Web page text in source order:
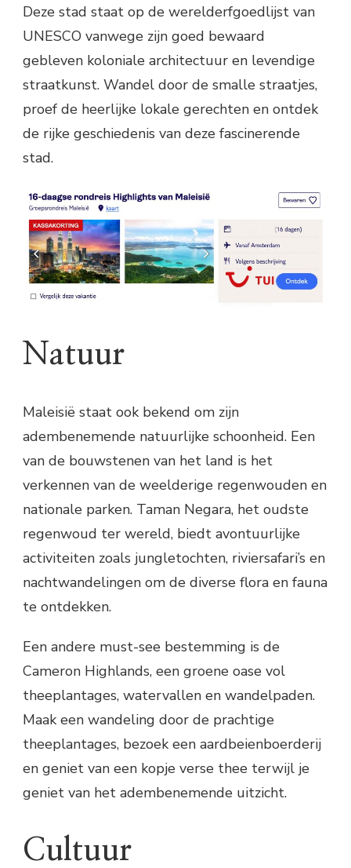
Deze stad staat op de werelderfgoedlijst van
UNESCO vanwege zijn goed bewaard
gebleven koloniale architectuur en levendige
straatkunst. Wandel door de smalle straatjes,
proef de heerlijke lokale gerechten en ontdek
de rijke geschiedenis van deze fascinerende
stad.
Natuur
Maleisië staat ook bekend om zijn
adembenemende natuurlijke schoonheid. Een
van de bouwstenen van het land is het
verkennen van de weelderige regenwouden en
nationale parken. Taman Negara, het oudste
regenwoud ter wereld, biedt avontuurlijke
activiteiten zoals jungletochten, riviersafari’s en
nachtwandelingen om de diverse flora en fauna
te ontdekken.
Een andere must-see bestemming is de
Cameron Highlands, een groene oase vol
theeplantages, watervallen en wandelpaden.
Maak een wandeling door de prachtige
theeplantages, bezoek een aardbeienboerderij
en geniet van een kopje verse thee terwijl je
geniet van het adembenemende uitzicht.
Cultuur